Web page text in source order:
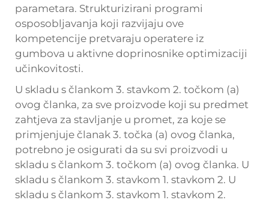
parametara. Strukturizirani programi
osposobljavanja koji razvijaju ove
kompetencije pretvaraju operatere iz
gumbova u aktivne doprinosnike optimizaciji
učinkovitosti.
U skladu s člankom 3. stavkom 2. točkom (a)
ovog članka, za sve proizvode koji su predmet
zahtjeva za stavljanje u promet, za koje se
primjenjuje članak 3. točka (a) ovog članka,
potrebno je osigurati da su svi proizvodi u
skladu s člankom 3. točkom (a) ovog članka. U
skladu s člankom 3. stavkom 1. stavkom 2. U
skladu s člankom 3. stavkom 1. stavkom 2.